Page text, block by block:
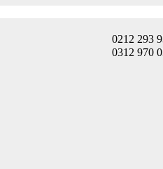
0212 293
0312 970